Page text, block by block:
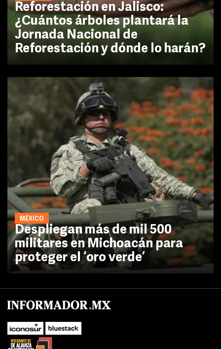
Reforestación en Jalisco:
¿Cuántos árboles plantará la
Jornada Nacional de
Reforestación y dónde lo harán?
MÉXICO
Despliegan más de mil 500
militares en Michoacán para
proteger el ‘oro verde’